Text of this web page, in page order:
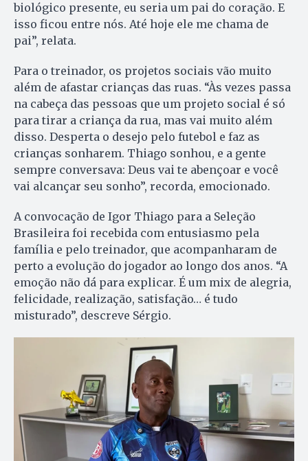
biológico presente, eu seria um pai do coração. E
isso ficou entre nós. Até hoje ele me chama de
pai”, relata.
Para o treinador, os projetos sociais vão muito
além de afastar crianças das ruas. “Às vezes passa
na cabeça das pessoas que um projeto social é só
para tirar a criança da rua, mas vai muito além
disso. Desperta o desejo pelo futebol e faz as
crianças sonharem. Thiago sonhou, e a gente
sempre conversava: Deus vai te abençoar e você
vai alcançar seu sonho”, recorda, emocionado.
A convocação de Igor Thiago para a Seleção
Brasileira foi recebida com entusiasmo pela
família e pelo treinador, que acompanharam de
perto a evolução do jogador ao longo dos anos. “A
emoção não dá para explicar. É um mix de alegria,
felicidade, realização, satisfação… é tudo
misturado”, descreve Sérgio.